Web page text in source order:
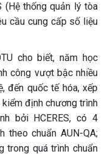
(Hệ thống quản lý tòa
cầu cung cấp số liệu
cho biết, năm học
công vượt bậc nhiều
đến quốc tế hóa, xếp
định chương trình
bởi HCERES, có 4
chuẩn AUN-QA;
trong quá trình chuẩn